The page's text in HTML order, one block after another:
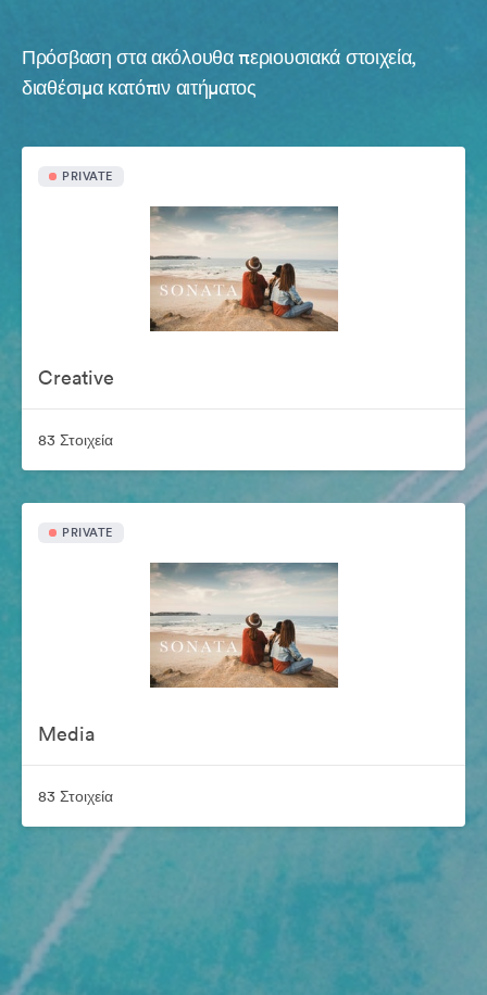
Πρόσβαση στα ακόλουθα περιουσιακά στοιχεία,
διαθέσιμα κατόπιν αιτήματος
PRIVATE
Creative
83 Στοιχεία
PRIVATE
Media
83 Στοιχεία